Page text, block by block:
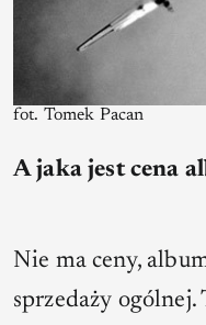
fot. Tomek Pacan
A jaka jest cena
Nie ma ceny,
sprzedaży ogólnej.